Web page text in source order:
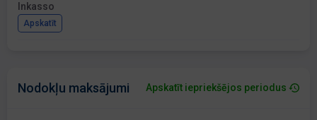
Inkasso
Apskatīt
Nodokļu maksājumi Apskatīt iepriekšējos periodus